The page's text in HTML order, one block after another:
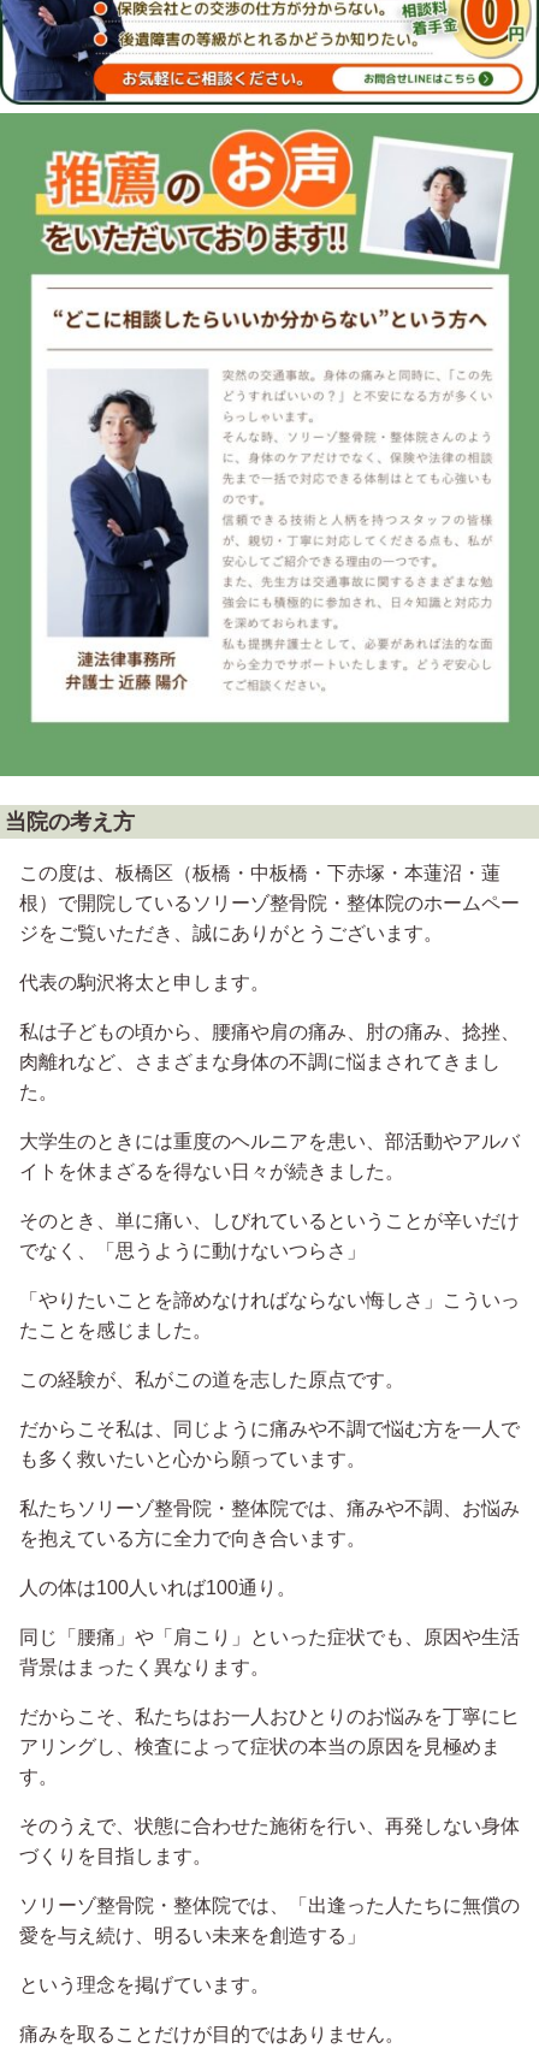
当院の考え方
この度は、板橋区（板橋・中板橋・下赤塚・本蓮沼・蓮
根）で開院しているソリーゾ整骨院・整体院のホームペー
ジをご覧いただき、誠にありがとうございます。
代表の駒沢将太と申します。
私は子どもの頃から、腰痛や肩の痛み、肘の痛み、捻挫、
肉離れなど、さまざまな身体の不調に悩まされてきまし
た。
大学生のときには重度のヘルニアを患い、部活動やアルバ
イトを休まざるを得ない日々が続きました。
そのとき、単に痛い、しびれているということが辛いだけ
でなく、「思うように動けないつらさ」
「やりたいことを諦めなければならない悔しさ」こういっ
たことを感じました。
この経験が、私がこの道を志した原点です。
だからこそ私は、同じように痛みや不調で悩む方を一人で
も多く救いたいと心から願っています。
私たちソリーゾ整骨院・整体院では、痛みや不調、お悩み
を抱えている方に全力で向き合います。
人の体は100人いれば100通り。
同じ「腰痛」や「肩こり」といった症状でも、原因や生活
背景はまったく異なります。
だからこそ、私たちはお一人おひとりのお悩みを丁寧にヒ
アリングし、検査によって症状の本当の原因を見極めま
す。
そのうえで、状態に合わせた施術を行い、再発しない身体
づくりを目指します。
ソリーゾ整骨院・整体院では、「出逢った人たちに無償の
愛を与え続け、明るい未来を創造する」
という理念を掲げています。
痛みを取ることだけが目的ではありません。